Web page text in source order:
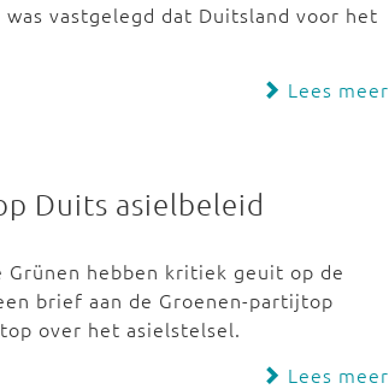
vastgelegd dat Duitsland voor het
Lees meer
Duits asielbeleid
hebben kritiek geuit op de
brief aan de Groenen-partijtop
over het asielstelsel.
Lees meer